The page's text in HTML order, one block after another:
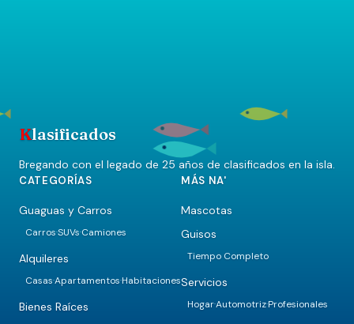
Klasificados
Bregando con el legado de 25 años de clasificados en la isla.
CATEGORÍAS
Guaguas y Carros
Carros·SUVs·Camiones
Alquileres
Casas·Apartamentos·Habitaciones
Bienes Raíces
MÁS NA'
Mascotas
Guisos
Tiempo Completo
Servicios
Hogar·Automotriz·Profesionales